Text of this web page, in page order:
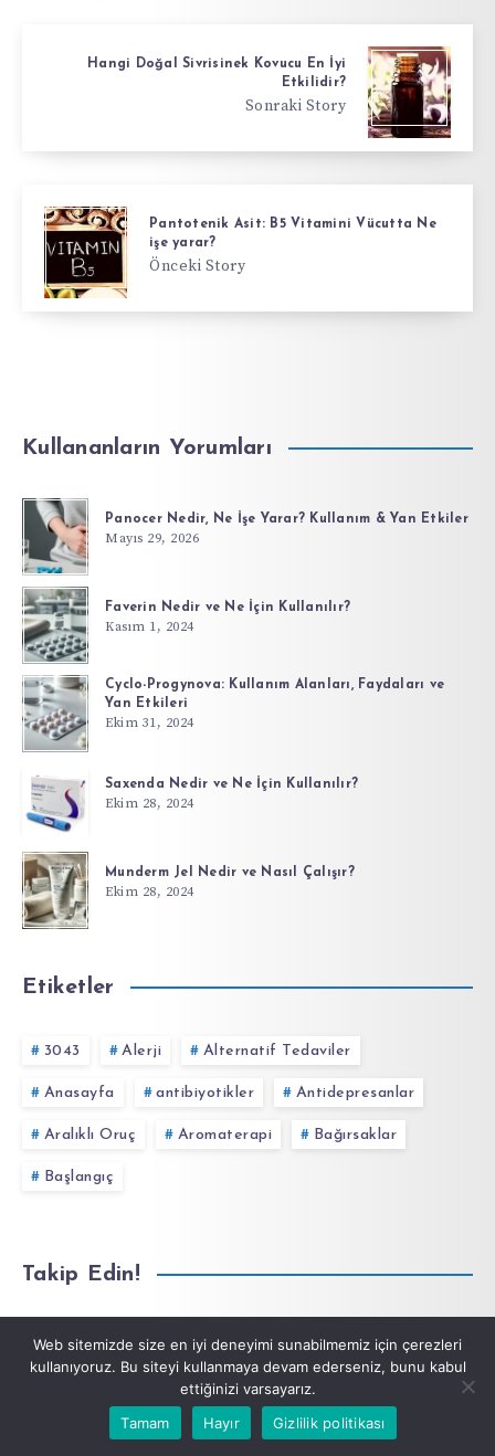
Hangi Doğal Sivrisinek Kovucu En İyi
Etkilidir?
Sonraki Story
Pantotenik Asit: B5 Vitamini Vücutta Ne
işe yarar?
Önceki Story
Kullananların Yorumları
Panocer Nedir, Ne İşe Yarar? Kullanım & Yan Etkiler
Mayıs 29, 2026
Faverin Nedir ve Ne İçin Kullanılır?
Kasım 1, 2024
Cyclo-Progynova: Kullanım Alanları, Faydaları ve
Yan Etkileri
Ekim 31, 2024
Saxenda Nedir ve Ne İçin Kullanılır?
Ekim 28, 2024
Munderm Jel Nedir ve Nasıl Çalışır?
Ekim 28, 2024
Etiketler
3043 Alerji Alternatif Tedaviler
Anasayfa antibiyotikler Antidepresanlar
Aralıklı Oruç Aromaterapi Bağırsaklar
Başlangıç
Takip Edin!
Web sitemizde size en iyi deneyimi sunabilmemiz için çerezleri
kullanıyoruz. Bu siteyi kullanmaya devam ederseniz, bunu kabul
ettiğinizi varsayarız.
Tamam
Hayır Gizlilik politikası